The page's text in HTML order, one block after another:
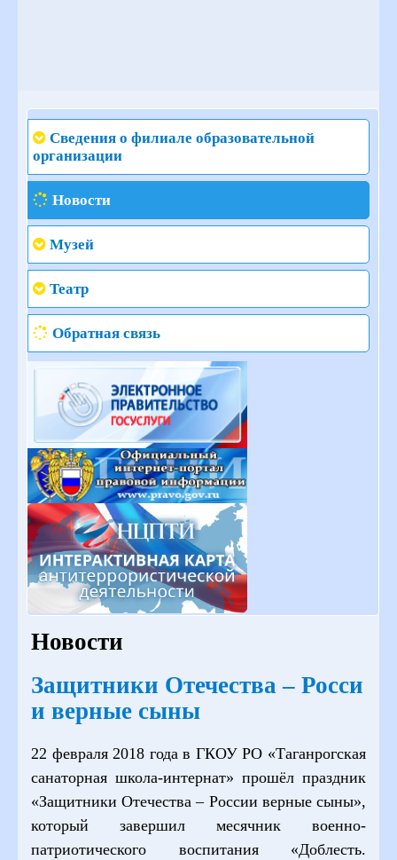
Сведения о филиале образовательной
организации
Новости
Музей
Театр
Обратная связь
Новости
Защитники Отечества – Росси
и верные сыны
22 февраля 2018 года в ГКОУ РО «Таганрогская
санаторная школа-интернат» прошёл праздник
«Защитники Отечества – России верные сыны»,
который завершил месячник военно-
патриотического воспитания «Доблесть.